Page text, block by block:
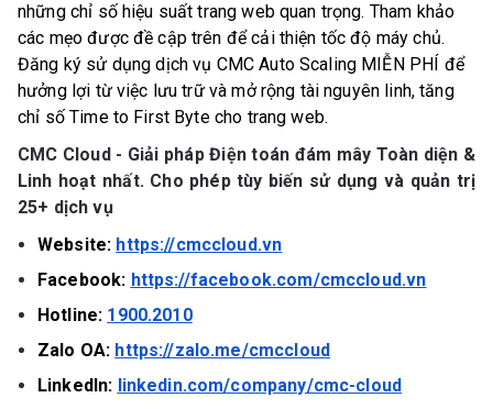
những chỉ số hiệu suất trang web quan trọng. Tham khảo
các mẹo được đề cập trên để cải thiện tốc độ máy chủ.
Đăng ký sử dụng dịch vụ CMC Auto Scaling MIỄN PHÍ để
hưởng lợi từ việc lưu trữ và mở rộng tài nguyên linh, tăng
chỉ số Time to First Byte cho trang web.
CMC Cloud - Giải pháp Điện toán đám mây Toàn diện &
Linh hoạt nhất. Cho phép tùy biến sử dụng và quản trị
25+ dịch vụ
Website: https://cmccloud.vn
Facebook: https://facebook.com/cmccloud.vn
Hotline: 1900.2010
Zalo OA: https://zalo.me/cmccloud
LinkedIn: linkedin.com/company/cmc-cloud